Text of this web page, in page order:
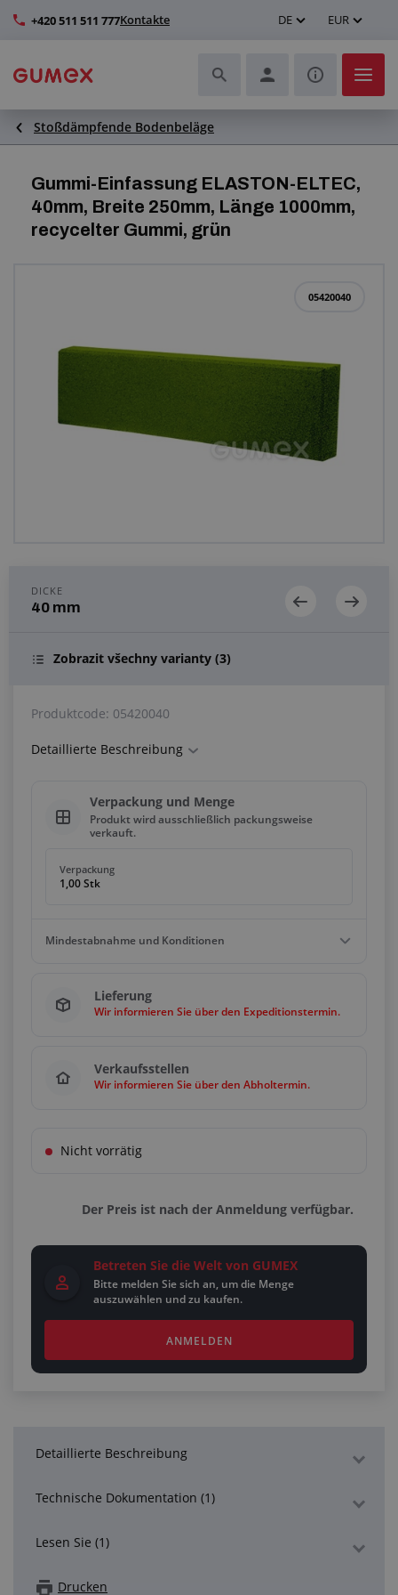
+420 511 511 777Kontakte DE EUR
Schläuche und deren Komplettierung
Profile und Herstellung von Dichtungen
Technische Kunststoffe
Weitere Gummi- und Kunststoffprodukte
Stoßdämpfende Bodenbeläge
Gummi-Einfassung ELASTON-ELTEC,
40mm, Breite 250mm, Länge 1000mm,
recycelter Gummi, grün
05420040
DICKE
40 mm
Zobrazit všechny varianty (3)
Produktcode: 05420040
Detaillierte Beschreibung
Verpackung und Menge
Produkt wird ausschließlich packungsweise
verkauft.
Verpackung
1,00 Stk
Mindestabnahme und Konditionen
1,00 Stk
Vielfache1,00 Stk
Lieferung
Wir informieren Sie über den Expeditionstermin.
Verkaufsstellen
Wir informieren Sie über den Abholtermin.
Nicht vorrätig
Der Preis ist nach der Anmeldung verfügbar.
Betreten Sie die Welt von GUMEX
Bitte melden Sie sich an, um die Menge
auszuwählen und zu kaufen.
ANMELDEN
Detaillierte Beschreibung
Technische Dokumentation (1)
Lesen Sie (1)
Drucken